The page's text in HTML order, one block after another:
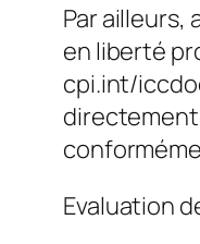
Par ailleurs,
en liberté
cpi.int/
directement
Evaluation